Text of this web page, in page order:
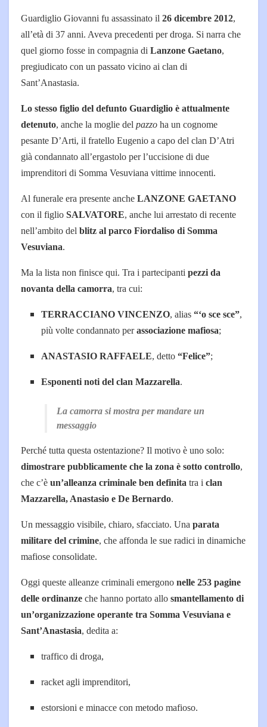
Guardiglio Giovanni fu assassinato il 26 dicembre 2012,
all’età di 37 anni. Aveva precedenti per droga. Si narra che
quel giorno fosse in compagnia di Lanzone Gaetano,
pregiudicato con un passato vicino ai clan di
Sant’Anastasia.
Lo stesso figlio del defunto Guardiglio è attualmente
detenuto, anche la moglie del pazzo ha un cognome
pesante D’Arti, il fratello Eugenio a capo del clan D’Atri
già condannato all’ergastolo per l’uccisione di due
imprenditori di Somma Vesuviana vittime innocenti.
Al funerale era presente anche LANZONE GAETANO
con il figlio SALVATORE, anche lui arrestato di recente
nell’ambito del blitz al parco Fiordaliso di Somma
Vesuviana.
Ma la lista non finisce qui. Tra i partecipanti pezzi da
novanta della camorra, tra cui:
TERRACCIANO VINCENZO, alias“‘o sce sce”,
più volte condannato perassociazione mafiosa;
ANASTASIO RAFFAELE, detto“Felice”;
Esponenti noti del clan Mazzarella.
La camorra si mostra per mandare un
messaggio
Perché tutta questa ostentazione? Il motivo è uno solo:
dimostrare pubblicamente che la zona è sotto controllo,
che c’è un’alleanza criminale ben definita tra i clan
Mazzarella, Anastasio e De Bernardo.
Un messaggio visibile, chiaro, sfacciato. Una parata
militare del crimine, che affonda le sue radici in dinamiche
mafiose consolidate.
Oggi queste alleanze criminali emergono nelle 253 pagine
delle ordinanze che hanno portato allo smantellamento di
un’organizzazione operante tra Somma Vesuviana e
Sant’Anastasia, dedita a:
traffico di droga,
racket agli imprenditori,
estorsioni e minacce con metodo mafioso.